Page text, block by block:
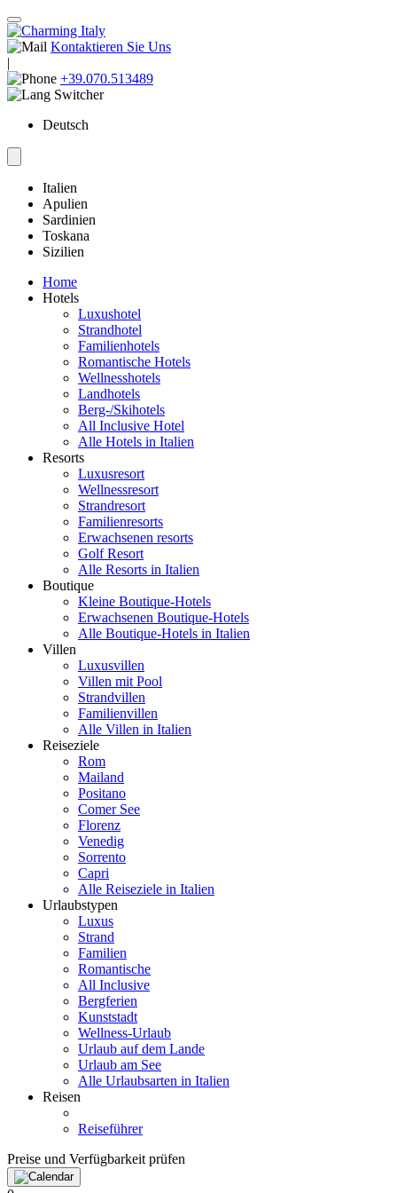
Kontaktieren Sie Uns
|
+39.070.513489
Deutsch
Italien
Apulien
Sardinien
Toskana
Sizilien
Home
Hotels
Luxushotel
Strandhotel
Familienhotels
Romantische Hotels
Wellnesshotels
Landhotels
Berg-/Skihotels
All Inclusive Hotel
Alle Hotels in Italien
Resorts
Luxusresort
Wellnessresort
Strandresort
Familienresorts
Erwachsenen resorts
Golf Resort
Alle Resorts in Italien
Boutique
Kleine Boutique-Hotels
Erwachsenen Boutique-Hotels
Alle Boutique-Hotels in Italien
Villen
Luxusvillen
Villen mit Pool
Strandvillen
Familienvillen
Alle Villen in Italien
Reiseziele
Rom
Mailand
Positano
Comer See
Florenz
Venedig
Sorrento
Capri
Alle Reiseziele in Italien
Urlaubstypen
Luxus
Strand
Familien
Romantische
All Inclusive
Bergferien
Kunststadt
Wellness-Urlaub
Urlaub auf dem Lande
Urlaub am See
Alle Urlaubsarten in Italien
Reisen
Reiseführer
Preise und Verfügbarkeit prüfen